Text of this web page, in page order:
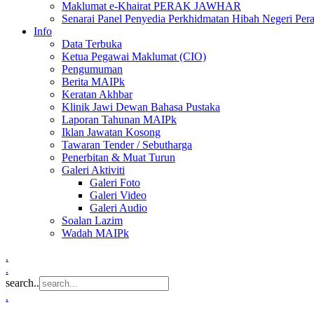
Maklumat e-Khairat PERAK JAWHAR
Senarai Panel Penyedia Perkhidmatan Hibah Negeri
Info
Data Terbuka
Ketua Pegawai Maklumat (CIO)
Pengumuman
Berita MAIPk
Keratan Akhbar
Klinik Jawi Dewan Bahasa Pustaka
Laporan Tahunan MAIPk
Iklan Jawatan Kosong
Tawaran Tender / Sebutharga
Penerbitan & Muat Turun
Galeri Aktiviti
Galeri Foto
Galeri Video
Galeri Audio
Soalan Lazim
Wadah MAIPk
.
.
search..
.